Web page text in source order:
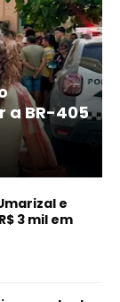
a BR-405
e
3 mil em